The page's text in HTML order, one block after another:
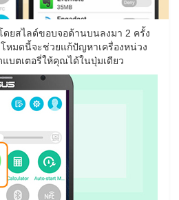
ดยสไลด์ขอบจอด้านบนลงมา 2 ครั้ง
หมดนี้จะช่วยแก้ปัญหาเครื่องหน่วง
บตเตอรี่ให้คุณได้ในปุ่มเดียว